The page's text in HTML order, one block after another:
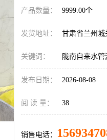
产品数量： 9999.00个
发货地址： 甘肃省兰州城
关键词： 陇南自来水管
发布日期： 2026-08-08
阅 读 量： 38
销售电话：